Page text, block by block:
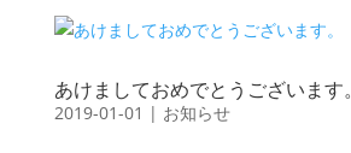
あけましておめでとうございます。
2019-01-01 | お知らせ